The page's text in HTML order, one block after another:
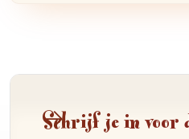
Schrijf je in voor